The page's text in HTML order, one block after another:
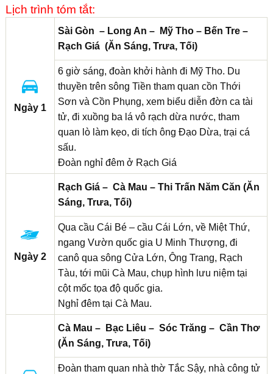
Lịch trình tóm tắt:
Ngày 1
Sài Gòn – Long An – Mỹ Tho – Bến Tre –
Rạch Giá (Ăn Sáng, Trưa, Tối)
6 giờ sáng, đoàn khởi hành đi Mỹ Tho. Du
thuyền trên sông Tiền tham quan cồn Thới
Sơn và Cồn Phụng, xem biểu diễn đờn ca tài
tử, đi xuồng ba lá vô rạch dừa nước, tham
quan lò làm kẹo, di tích ông Đạo Dừa, trại cá
sấu.
Đoàn nghỉ đêm ở Rạch Giá
Ngày 2
Rạch Giá – Cà Mau – Thi Trấn Năm Căn (Ăn
Sáng, Trưa, Tối)
Qua cầu Cái Bé – cầu Cái Lớn, về Miệt Thứ,
ngang Vườn quốc gia U Minh Thượng, đi
canô qua sông Cửa Lớn, Ông Trang, Rạch
Tàu, tới mũi Cà Mau, chụp hình lưu niệm tại
cột mốc tọa độ quốc gia.
Nghỉ đêm tại Cà Mau.
Cà Mau – Bạc Liêu – Sóc Trăng – Cần Thơ
(Ăn Sáng, Trưa, Tối)
Đoàn tham quan nhà thờ Tắc Sậy, nhà công tử